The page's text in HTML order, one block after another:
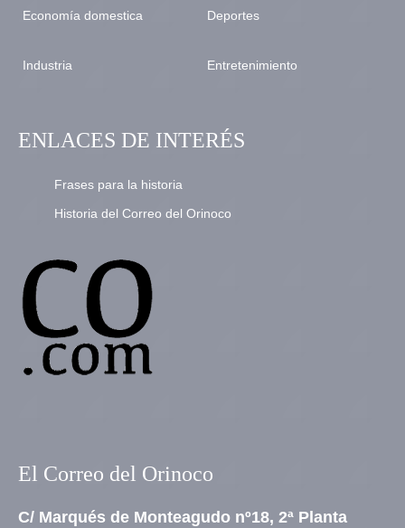
Economía domestica
Industria
Deportes
Entretenimiento
ENLACES DE INTERÉS
Frases para la historia
Historia del Correo del Orinoco
El Correo del Orinoco
C/ Marqués de Monteagudo nº18, 2ª Planta